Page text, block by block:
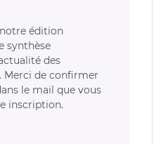
édition
synthèse
des
Merci de confirmer
le mail que vous
inscription.